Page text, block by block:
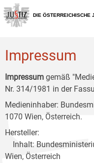
Zur
Hauptnavigation
[1]
Zum
Inhalt
[2]
Zum
Untermenü
[3]
DIE ÖSTERREICHISCHE
Impressum
Impressum gemäß
Nr. 314/1981 in der
Medieninhaber:
1070 Wien, Österreich.
Hersteller:
Inhalt:
Wien, Österreich